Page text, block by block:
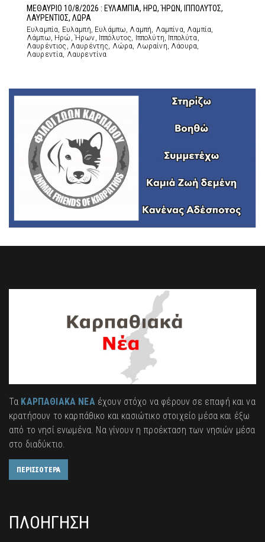
ΜΕΘΑΥΡΙΟ 10/8/2026 : ΕΥΛΑΜΠΙΑ, ΗΡΩ, ΉΡΩΝ, ΙΠΠΟΛΥΤΟΣ,
ΛΑΥΡΕΝΤΙΟΣ, ΛΩΡΑ
Ευλαμπία, Ευλαμπή, Ευλάμπω, Λαμπή, Λαμπίνα, Λαμπία,
Λάμπω, Ηρώ, Ήρων, Ιππόλυτος, Ιππολύτη, Ιππολύτα,
Λαυρέντιος, Λαυρέντης, Λώρα, Λωραίνη, Λάουρα,
Λαυρεντία, Λαυρεντίνα
Τα ΚΑΡΠΑΘΙΑΚΑ ΝΕΑέχουν στόχο να φέρουν σε επαφή και να
κρατήσουν το καρπάθικο και κασιώτικο στοιχείο μέσα και έξω
από το νησί ενωμένα. Να γίνουν η προέκταση των νησιών μέσα
στο διαδύκτιο.
ΠΕΡΙΣΣΟΤΕΡΑ
ΠΛΟΗΓΗΣΗ